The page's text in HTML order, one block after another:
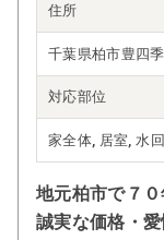
住所
千葉県柏市豊四
対応部位
家全体, 居室, 水
地元柏市で７０
誠実な価格・